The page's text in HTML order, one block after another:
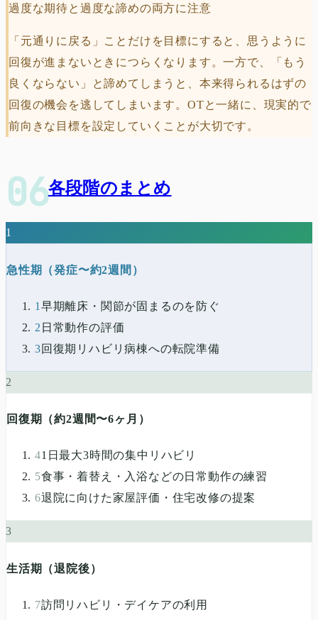
過度な期待と過度な諦めの両方に注意
「元通りに戻る」ことだけを目標にすると、思うように
回復が進まないときにつらくなります。一方で、「もう
良くならない」と諦めてしまうと、本来得られるはずの
回復の機会を逃してしまいます。OTと一緒に、現実的で
前向きな目標を設定していくことが大切です。
各段階のまとめ
1
急性期（発症〜約2週間）
1 早期離床・関節が固まるのを防ぐ
2 日常動作の評価
3回復期リハビリ病棟への転院準備
2
回復期（約2週間〜6ヶ月）
41日最大3時間の集中リハビリ
5食事・着替え・入浴などの日常動作の練習
6退院に向けた家屋評価・住宅改修の提案
3
生活期（退院後）
7訪問リハビリ・デイケアの利用